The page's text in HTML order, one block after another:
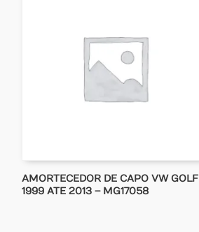
AMORTECEDOR DE CAPO VW GOLF
1999 ATE 2013 – MG17058